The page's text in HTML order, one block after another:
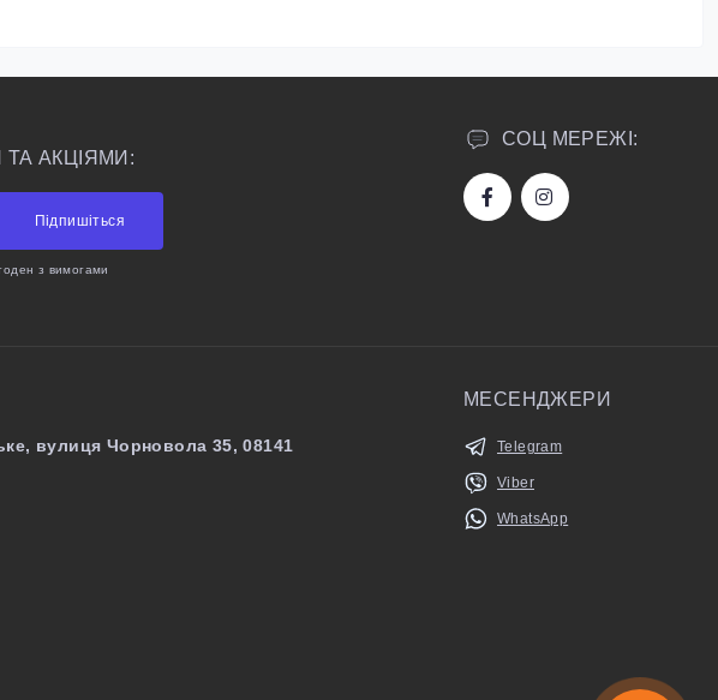
СОЦ МЕРЕЖІ:
АКЦІЯМИ:
Підпишіться
з вимогами
вулиця Чорновола 35, 08141
МЕСЕНДЖЕРИ
Telegram
Viber
WhatsApp